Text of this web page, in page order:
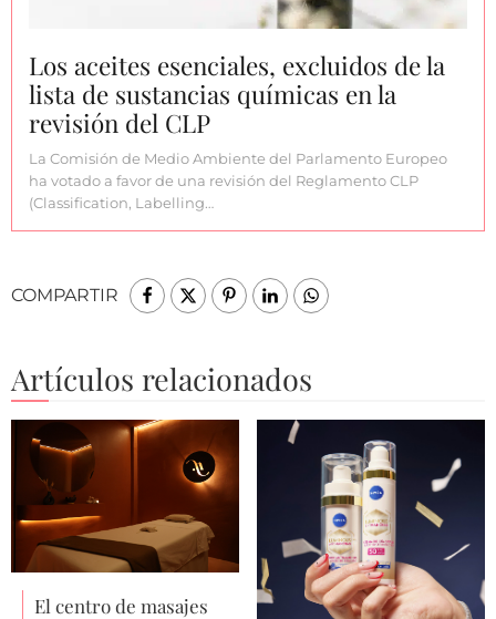
Los aceites esenciales, excluidos de la
lista de sustancias químicas en la
revisión del CLP
La Comisión de Medio Ambiente del Parlamento Europeo
ha votado a favor de una revisión del Reglamento CLP
(Classification, Labelling…
COMPARTIR
Artículos relacionados
El centro de masajes